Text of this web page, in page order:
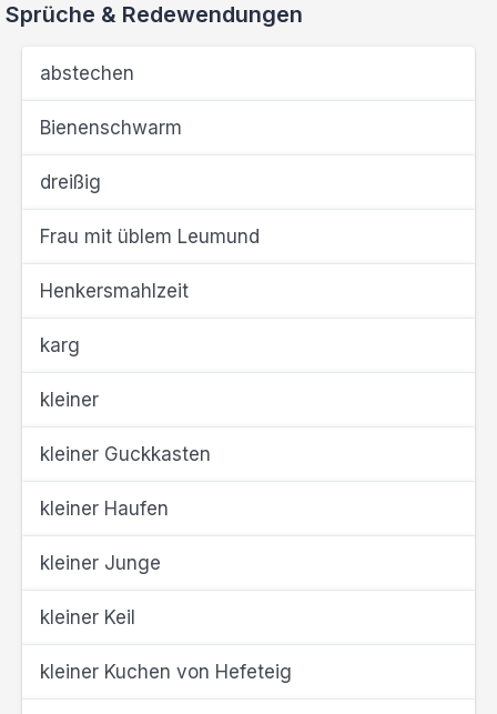
Sprüche & Redewendungen
abstechen
Bienenschwarm
dreißig
Frau mit üblem Leumund
Henkersmahlzeit
karg
kleiner
kleiner Guckkasten
kleiner Haufen
kleiner Junge
kleiner Keil
kleiner Kuchen von Hefeteig